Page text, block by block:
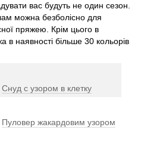
вас будуть не один сезон.
можна безболісно для
пряжею. Крім цього в
в наявності більше 30 кольорів
Снуд с узором в клетку
Пуловер жакардовим узором